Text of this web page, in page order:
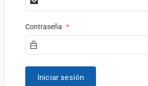
Contraseña *